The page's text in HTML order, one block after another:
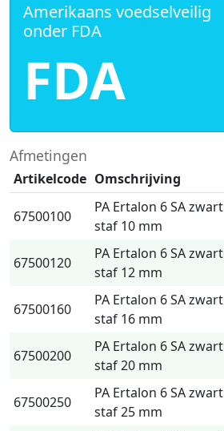
Amerikaans voedselveilig
onder FDA
FDA
Afmetingen
Artikelcode Omschrijving
67500100
PA Ertalon 6 SA zwart
staf 10 mm
67500120
PA Ertalon 6 SA zwart
staf 12 mm
67500160
PA Ertalon 6 SA zwart
staf 16 mm
67500200
PA Ertalon 6 SA zwart
staf 20 mm
67500250
PA Ertalon 6 SA zwart
staf 25 mm